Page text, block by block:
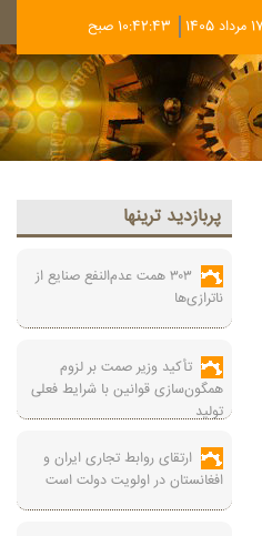
10:42:44 صبح
پربازديد ترينها
۳۰۳ همت عدم‌النفع صنایع از
ناترازی‌ها
تأکید وزیر صمت بر لزوم
همگون‌سازی قوانین با شرایط فعلی
تولید
ارتقای روابط تجاری ایران و
افغانستان در اولویت دولت است